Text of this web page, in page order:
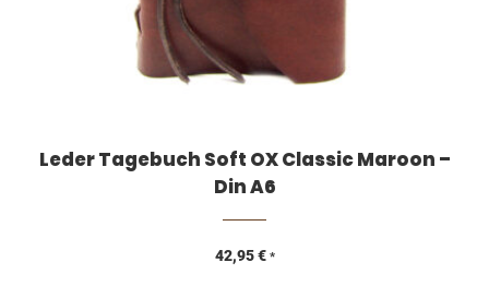
Leder Tagebuch Soft OX Classic Maroon –
Din A6
42,95€ *